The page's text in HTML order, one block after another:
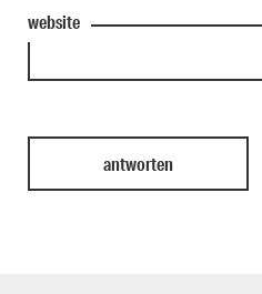
website